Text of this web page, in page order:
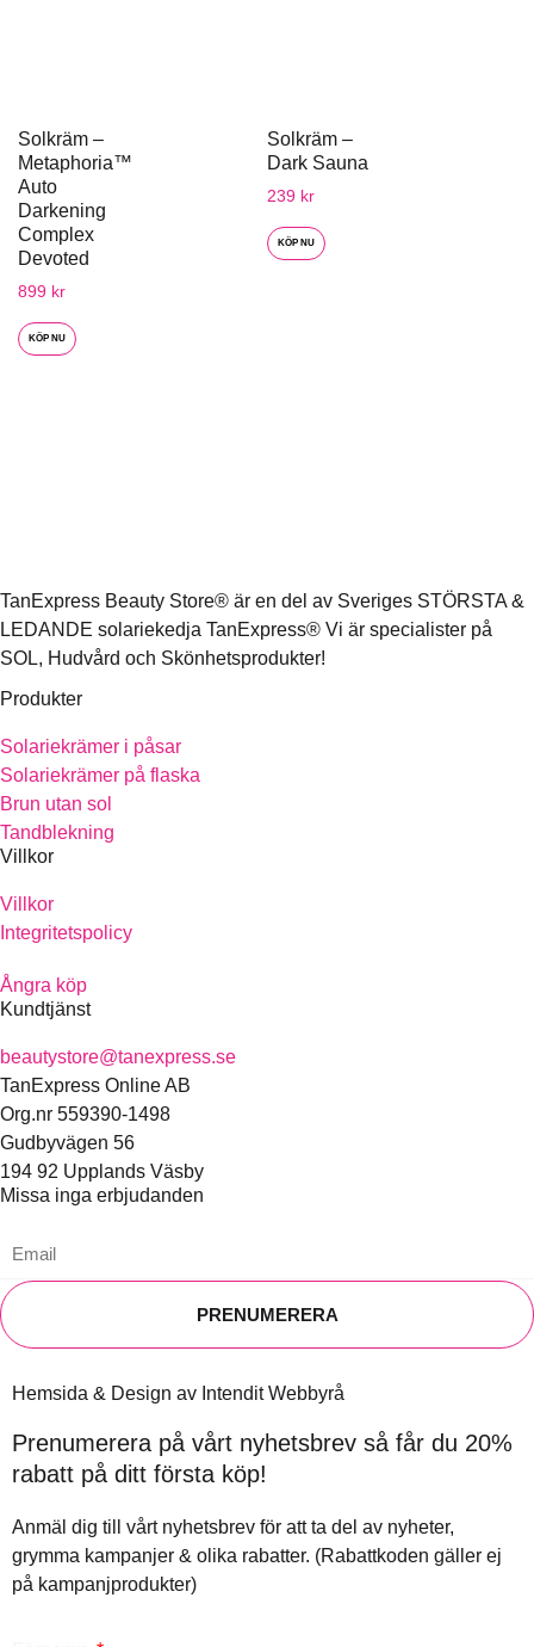
Solkräm –
Metaphoria™
Auto
Darkening
Complex
Devoted
899 kr
KÖP NU
Solkräm –
Dark Sauna
239 kr
KÖP NU
TanExpress Beauty Store® är en del av Sveriges STÖRSTA &
LEDANDE solariekedja TanExpress® Vi är specialister på
SOL, Hudvård och Skönhetsprodukter!
Produkter
Solariekrämer i påsar
Solariekrämer på flaska
Brun utan sol
Tandblekning
Villkor
Villkor
Integritetspolicy
Ångra köp
Kundtjänst
beautystore@tanexpress.se
TanExpress Online AB
Org.nr 559390-1498
Gudbyvägen 56
194 92 Upplands Väsby
Missa inga erbjudanden
PRENUMERERA
Hemsida & Design av Intendit Webbyrå
Prenumerera på vårt nyhetsbrev så får du 20%
rabatt på ditt första köp!
Anmäl dig till vårt nyhetsbrev för att ta del av nyheter,
grymma kampanjer & olika rabatter. (Rabattkoden gäller ej
på kampanjprodukter)